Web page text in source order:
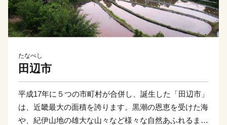
たなべし
田辺市
平成17年に５つの市町村が合併し、誕生した「田辺市」
は、近畿最大の面積を誇ります。黒潮の恩恵を受けた海
や、紀伊山地の雄大な山々など様々な自然あふれるまち